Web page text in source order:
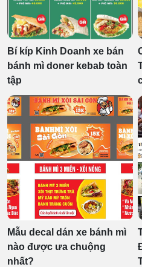
Bí kíp Kinh Doanh xe bán
bánh mì doner kebab toàn
tập
Mẫu decal dán xe bánh mì
nào được ưa chuộng
nhất?